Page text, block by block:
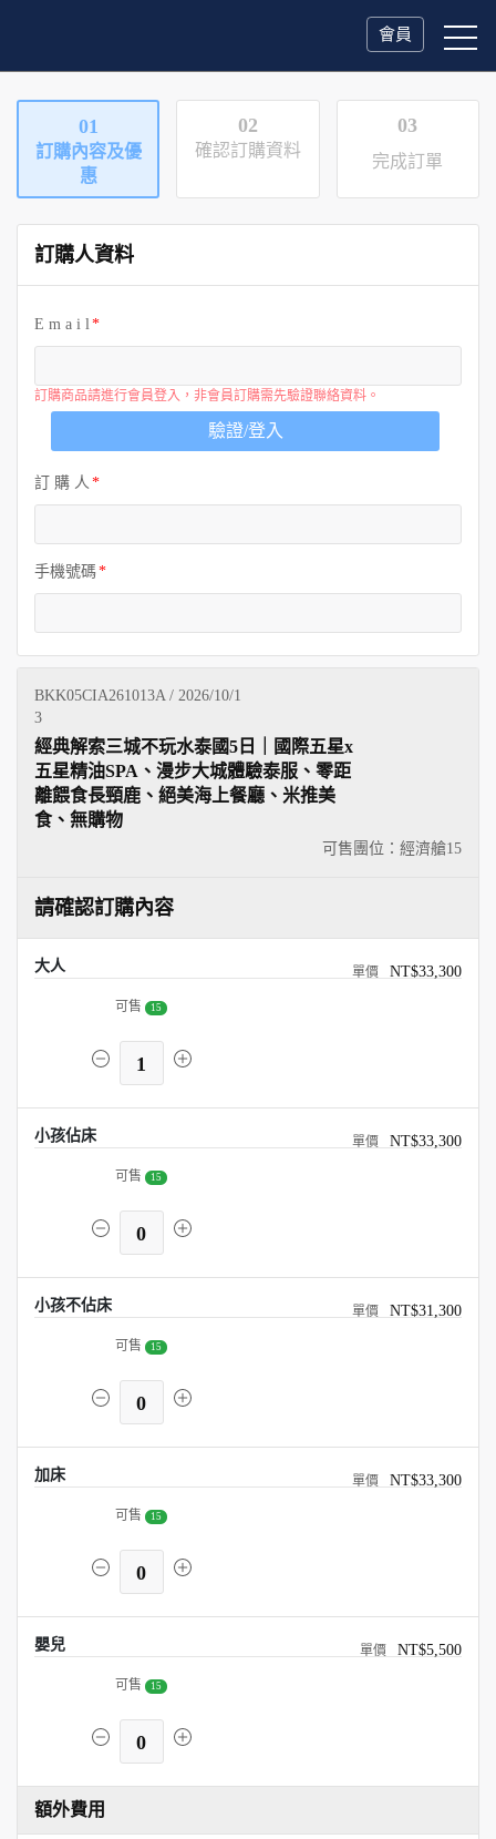
會員
01
訂購內容及優
惠
02
確認訂購資料
03
完成訂單
訂購人資料
E m a i l
訂購商品請進行會員登入，非會員訂購需先驗證聯絡資料。
驗證/登入
訂 購 人
手機號碼
BKK05CIA261013A / 2026/10/1
3
可售團位：經濟艙15
經典解索三城不玩水泰國5日｜國際五星x
五星精油SPA、漫步大城體驗泰服、零距
離餵食長頸鹿、絕美海上餐廳、米推美
食、無購物
請確認訂購內容
大人 NT$33,300
可售 15
1
小孩佔床 NT$33,300
可售 15
0
小孩不佔床 NT$31,300
可售 15
0
加床 NT$33,300
可售 15
0
嬰兒 NT$5,500
可售 15
0
額外費用